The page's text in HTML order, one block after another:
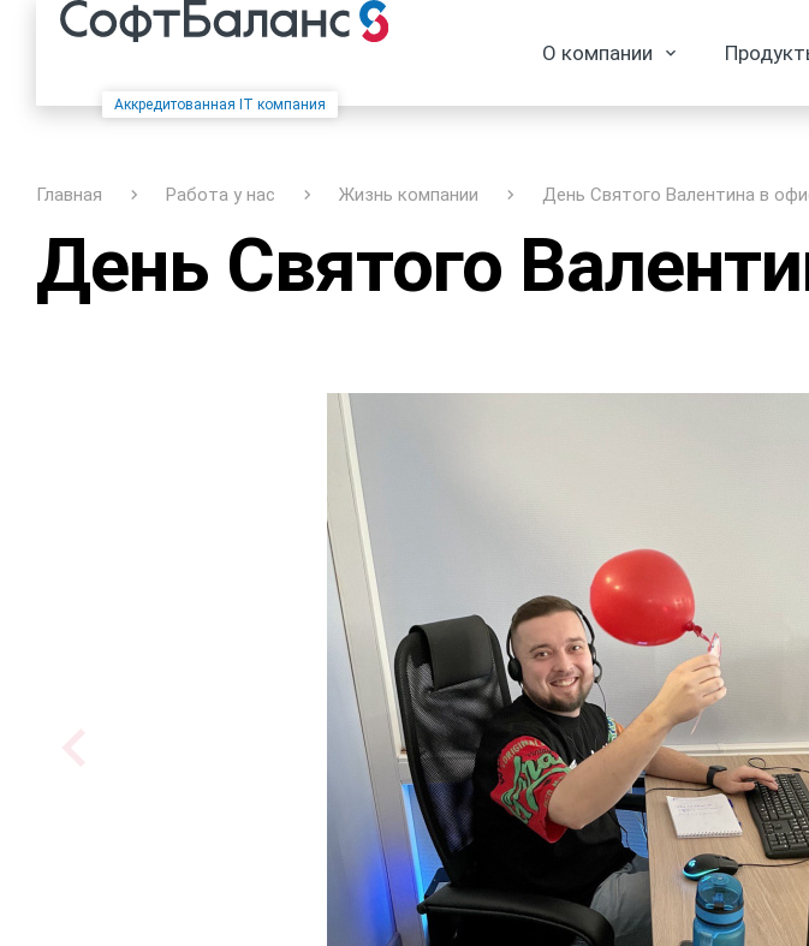
Аккредитованная IT компания
О компании
Главная Работа у нас Жизнь компании День Святого Валентина в
День Святого